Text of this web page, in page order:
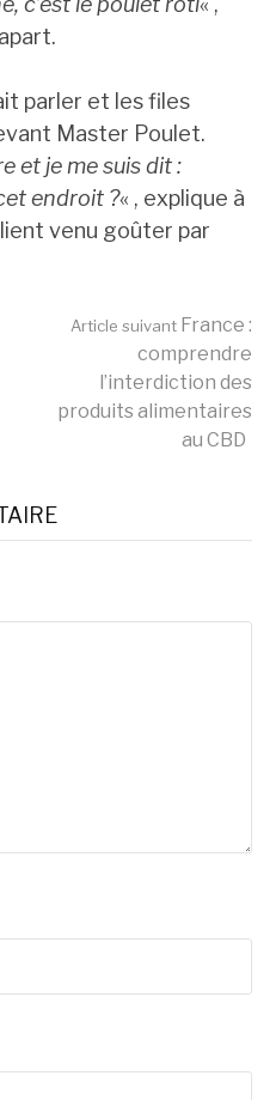
parler et les files
Master Poulet.
et je me suis dit :
endroit ?« , explique à
venu goûter par
Article suivant France :
comprendre
l’interdiction des
produits alimentaires
au CBD